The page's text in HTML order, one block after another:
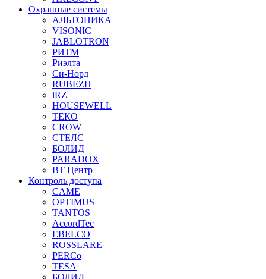
Охранные системы
АЛЬТОНИКА
VISONIC
JABLOTRON
РИТМ
Риэлта
Си-Норд
RUBEZH
iRZ
HOUSEWELL
ТЕКО
CROW
СТЕЛС
БОЛИД
PARADOX
ВТ Центр
Контроль доступа
CAME
OPTIMUS
TANTOS
AccordTec
EBELCO
ROSSLARE
PERCo
TESA
БОЛИД